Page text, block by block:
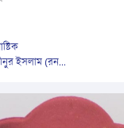
ইসলাম (রন...